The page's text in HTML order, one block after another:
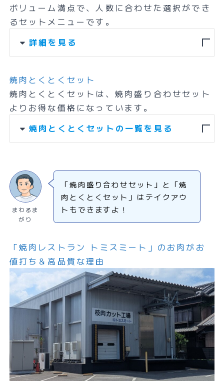
ボリューム満点で、人数に合わせた選択ができ
るセットメニューです。
詳細を見る
焼肉とくとくセット
焼肉とくとくセットは、焼肉盛り合わせセット
よりお得な価格になっています。
焼肉とくとくセットの一覧を見る
まわるま
がり
「焼肉盛り合わせセット」と「焼
肉とくとくセット」はテイクアウ
トもできますよ！
「焼肉レストラン トミスミート」のお肉がお
値打ち＆高品質な理由